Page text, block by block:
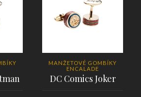
MANŽETOVÉ GOMBÍKY
ENCALADE
DC Comics Joker